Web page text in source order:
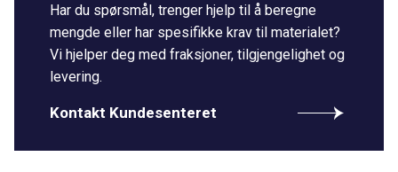
Har du spørsmål, trenger hjelp til å beregne
mengde eller har spesifikke krav til materialet?
Vi hjelper deg med fraksjoner, tilgjengelighet og
levering.
Kontakt Kundesenteret